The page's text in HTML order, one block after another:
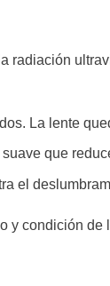
radiación
La lente
que
el
y condición